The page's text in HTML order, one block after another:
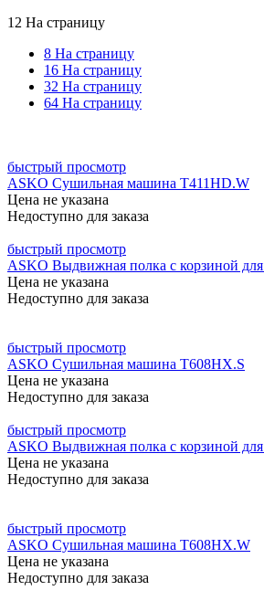
12 На страницу
8 На страницу
16 На страницу
32 На страницу
64 На страницу
быстрый просмотр
ASKO Сушильная машина T411HD.W
Цена не указана
Недоступно для заказа
быстрый просмотр
ASKO Выдвижная полка с корзиной
Цена не указана
Недоступно для заказа
быстрый просмотр
ASKO Сушильная машина T608HX.S
Цена не указана
Недоступно для заказа
быстрый просмотр
ASKO Выдвижная полка с корзиной
Цена не указана
Недоступно для заказа
быстрый просмотр
ASKO Сушильная машина T608HX.W
Цена не указана
Недоступно для заказа